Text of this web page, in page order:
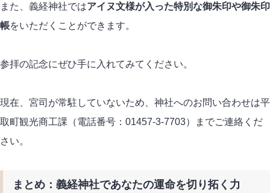
また、義経神社ではアイヌ文様が入った特別な御朱印や御朱印
帳をいただくことができます。
参拝の記念にぜひ手に入れてみてください。
現在、宮司が常駐していないため、神社へのお問い合わせは平
取町観光商工課（電話番号：01457-3-7703）までご連絡くだ
さい。
まとめ：義経神社であなたの運命を切り拓く力